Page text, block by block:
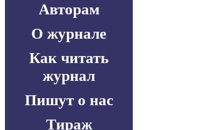
Авторам
О журнале
Как читать
журнал
Пишут о нас
Тираж